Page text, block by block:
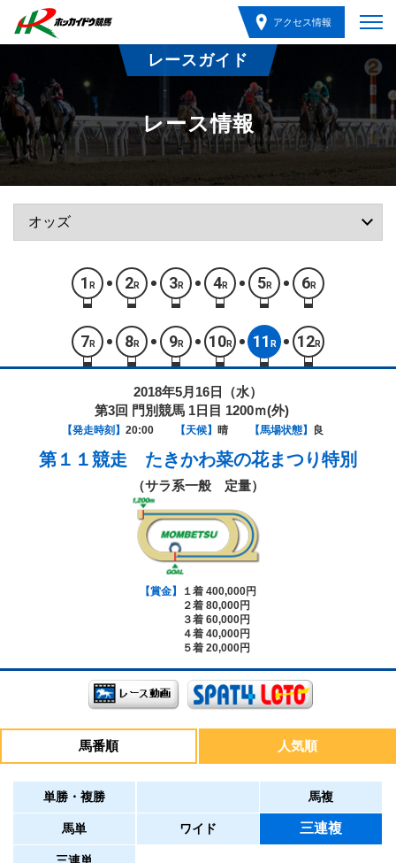
アクセス情報
レースガイド
レース情報
1 R 2R 3R 4R 5R 6R
7 R 8R 9R 10R 11 R 12R
2018年5月16日（水）
第3回 門別競馬 1日目 1200ｍ(外)
【発走時刻】 20:00 【天候】 晴 【馬場状態】 良
第１１競走 たきかわ菜の花まつり特別
（サラ系一般 定量）
【賞金】
１着 400,000円
２着 80,000円
３着 60,000円
４着 40,000円
５着 20,000円
馬番順 人気順
単勝・複勝 馬複
馬単 ワイド 三連複